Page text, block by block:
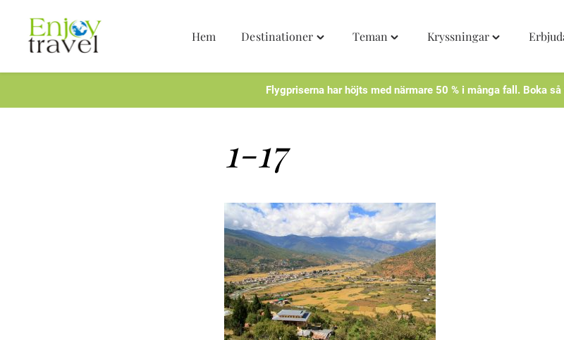
Hoppa
Hem Destinationer Teman
Toggle
Kryssningar
Flygpriserna har höjts med närmare 50 % i många fall. Boka
1-17